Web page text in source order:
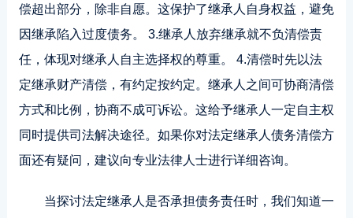
偿超出部分，除非自愿。这保护了继承人自身权益，避免
因继承陷入过度债务。 3.继承人放弃继承就不负清偿责
任，体现对继承人自主选择权的尊重。 4.清偿时先以法
定继承财产清偿，有约定按约定。继承人之间可协商清偿
方式和比例，协商不成可诉讼。这给予继承人一定自主权
同时提供司法解决途径。如果你对法定继承人债务清偿方
面还有疑问，建议向专业法律人士进行详细咨询。
当探讨法定继承人是否承担债务责任时，我们知道一